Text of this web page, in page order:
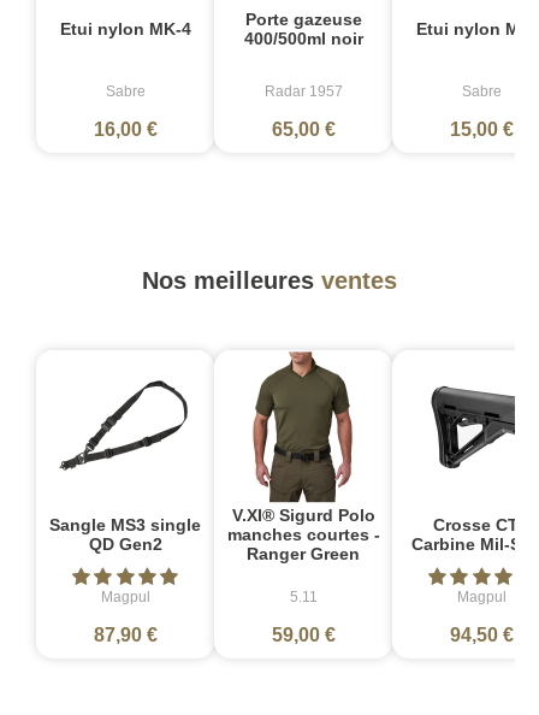
Etui nylon MK-4
Sabre
16,00 €
Porte gazeuse
400/500ml noir
Radar 1957
65,00 €
Etui nylon
Sabre
15,00 €
Nos meilleures ventes
Sangle MS3 single
QD Gen2
Magpul
87,90 €
V.XI® Sigurd Polo
manches courtes -
Ranger Green
5.11
59,00 €
Crosse CTR
Carbine Mil-
Magpul
94,50 €